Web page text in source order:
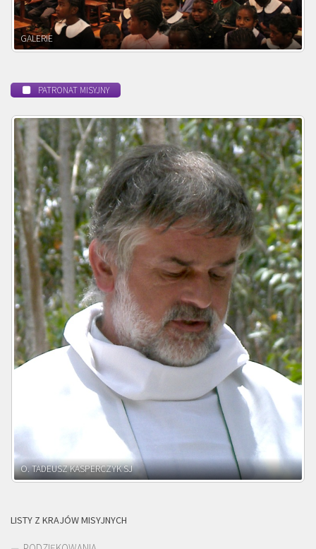
POWOŁANIE MISYJNE
PATRONAT MISYJNY
O. ADNRZEJ LEŚNIARA SJ
LISTY Z KRAJÓW MISYJNYCH